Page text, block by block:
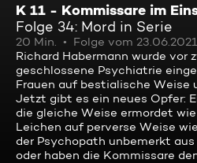
K 11 - Kommissare im
Folge 34: Mord in Serie
20 Min. Folge vom 23.06.2021
Richard Habermann wurde vor
geschlossene Psychiatrie
Frauen auf bestialische Weise
Jetzt gibt es ein neues Opfer:
die gleiche Weise ermordet
Leichen auf perverse Weise
der Psychopath unbemerkt
oder haben die Kommissare